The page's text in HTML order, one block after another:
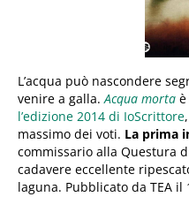
L’acqua può nascondere
venire a galla.Acqua morta
l’edizione 2014 di IoScrittore
massimo dei voti. La prima
commissario alla Questura
cadavere eccellente
laguna. Pubblicato da TEA il